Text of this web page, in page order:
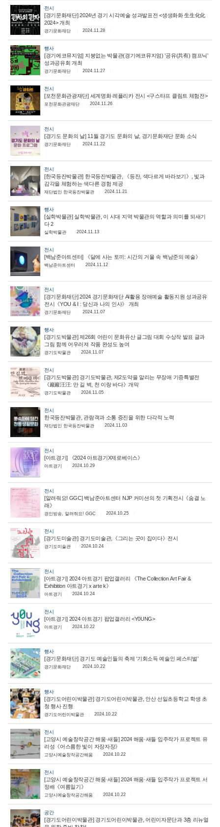
전시
[경기문화재단] 2024년 경기 시각예술 성과발표전 <생생화화 生生化化
2024> 개최
경기문화재단 2024.11.28
행사
[경기에코뮤지엄] 지붕없는 박물관(경기에코뮤지엄) ’공유(共有) 캠프닉’
성과공유회 개최
경기문화재단 2024.11.27
전시
[포천문화관광재단] 세계명화 레플리카 전시 <구스타프 클림트 체험전>
포천문화관광재단 2024.11.26
전시
[경기도 문화의 날] 11월 경기도 문화의 날, 경기문화재단 문화 소식
경기문화재단 2024.11.22
전시
[한국등잔박물관] 한국등잔박물관, 《등잔, 색다르게 바라보기》, 빛과
감각을 체험하는 색다른 경험 제공
재단법인 한국등잔박물관 2024.11.21
행사
[실학박물관] 실학박물관, 이 시대 지역 박물관의 역할과 의미를 되새기
다 2
실학박물관 2024.11.13
전시
[백남준아트센터] 《달에 사는 토끼: 시간의 거울 속 백남준의 예술》
백남준아트센터 2024.11.12
전시
[경기문화재단] 2024 경기문화재단 AI활용 장애예술 활동지원 성과공유
전시《YOU & I : 당신과 나의 인사》 개최
경기문화재단 2024.11.07
행사
[경기도박물관] 제26회 어린이 문화유산 글그림 대회 수상작 발표 글과
그림 함께 어우러져 작품 완성도 높여
경기도박물관 2024.11.07
전시
[경기도박물관] 경기도박물관, 제2도약을 알리는 무장애 기증특별전
《巖巖汪汪: 만 길 벽, 천 이랑 바다》개막
경기도박물관 2024.11.05
전시
한국등잔박물관, 관람객과 소통 증진을 위한 다각적 노력
재단법인 한국등잔박물관 2024.11.03
전시
[아트경기] 《2024 아트경기X제로베이스》
아트경기 2024.10.29
전시
[알려줘요! GGC] 백남준아트센터 NJP 커미션의 첫 기획전시《숨결 노
래》
경인방송, 알려줘요! GGC 2024.10.25
전시
[경기도미술관] 경기도미술관,《그리는 곳이 집이다》전시
경기도미술관 2024.10.24
전시
[아트경기] 2024 아트경기 팝업갤러리 《The Collection Art Fair &
Exhibition 아트경기 x arte k》
아트경기 2024.10.24
전시
[아트경기] 2024 아트경기 팝업갤러리 <Y0UNG>
아트경기 2024.10.22
행사
[경기문화재단] 경기도 예술인들의 축제 ‘기회소득 예술인 페스티벌’
경기문화재단 2024.10.22
행사
[경기도어린이박물관] 경기도어린이박물관, 안산 선일초등학교 학생 초
청 행사 진행
경기도어린이박물관 2024.10.22
전시
[고양시 예술창작공간 해움·새들] 2024 해움·새들 입주작가 프로젝트 유
리성《어스름한 빛이 자장자장》
고양시예술창작공간해움 2024.10.22
전시
[고양시 예술창작공간 해움·새들] 2024 해움·새들 입주작가 프로젝트 서
정배《여름일기》
고양시예술창작공간해움 2024.10.22
공간
[경기도어린이박물관] 경기도어린이박물관, 어린이자문단과 3층 리뉴얼